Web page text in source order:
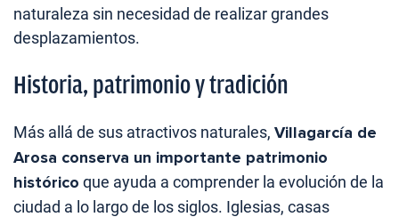
naturaleza sin necesidad de realizar grandes
desplazamientos.
Historia, patrimonio y tradición
Más allá de sus atractivos naturales, Villagarcía de
Arosa conserva un importante patrimonio
histórico que ayuda a comprender la evolución de la
ciudad a lo largo de los siglos. Iglesias, casas